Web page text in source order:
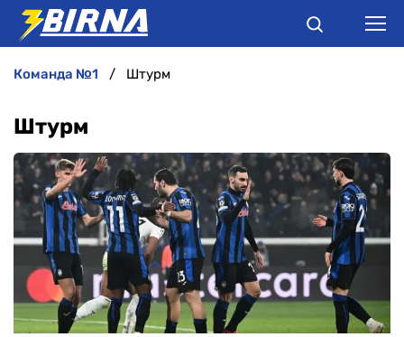
АНАЛІТИКА
ІНТЕРВ'Ю
РІЗНЕ
БУКМЕКЕРИ
команда №1 Штурм
Штурм